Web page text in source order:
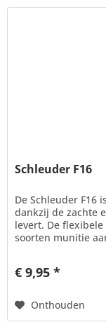
Schleuder F16
De Schleuder F16
dankzij de zachte
levert. De
soorten munitie
€ 9,95 *
Onthouden